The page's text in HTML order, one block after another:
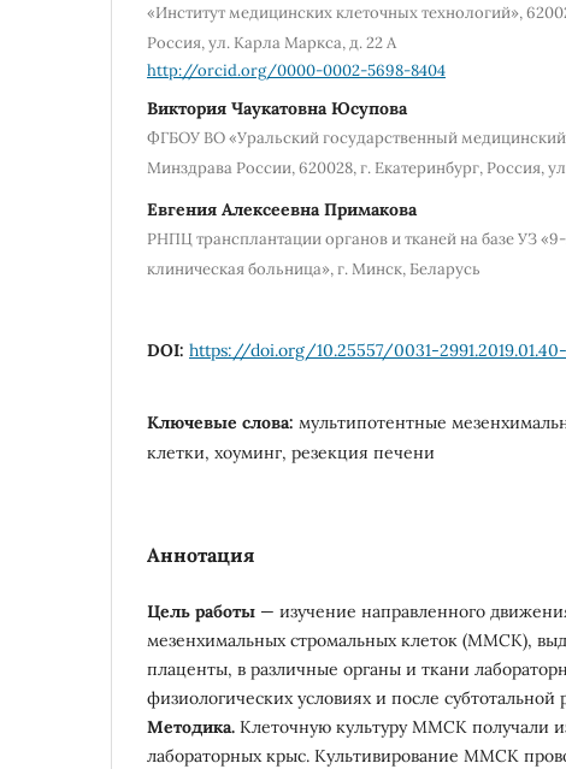
«Институт медицинских клеточных технологий»,
Россия, ул. Карла Маркса, д. 22 А
http://orcid.org/0000-0002-5698-8404
Виктория Чаукатовна Юсупова
ФГБОУ ВО «Уральский государственный медицинский
Минздрава России, 620028, г. Екатеринбург, Россия,
Евгения Алексеевна Примакова
РНПЦ трансплантации органов и тканей на базе УЗ
клиническая больница», г. Минск, Беларусь
DOI: https://doi.org/10.25557/0031-
Ключевые слова: мультипотентные
клетки, хоуминг, резекция печени
Аннотация
Цель работы — изучение направленного
мезенхимальных стромальных клеток (ММСК),
плаценты, в различные органы и ткани
физиологических условиях и после
Методика. Клеточную культуру ММСК получали
лабораторных крыс. Культивирование ММСК